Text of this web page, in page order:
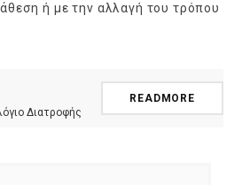
ή με την αλλαγή του τρόπου
Διατροφής
READMORE